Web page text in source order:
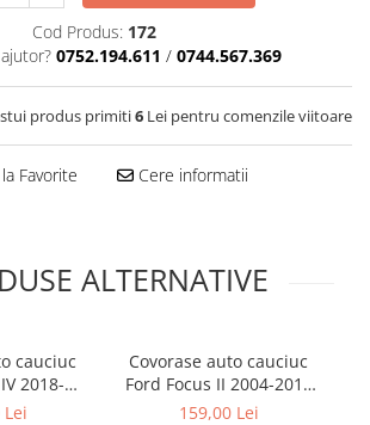
Ata
Ecologica
Ecologica cu
Auto
Cod Produs: 172
0752.194.611 / 0744.567.369
produs primiti6 Lei pentru comenzile viitoare
Favorite Cere informatii
ALTERNATIVE
cauciuc
2018-
Lei
Covorase auto cauciuc
Ford Focus II 2004-2011
Frogum
159,00 Lei